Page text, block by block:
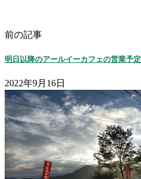
前の記事
明日以降のアールイーカフェの営業予定
2022年9月16日